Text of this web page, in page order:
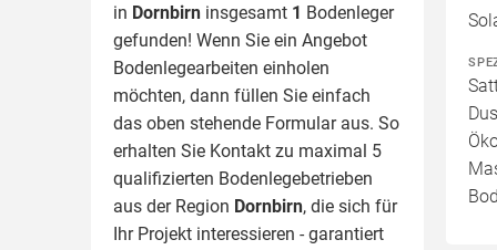
in Dornbirn insgesamt 1 Bodenleger
gefunden! Wenn Sie ein Angebot
Bodenlegearbeiten einholen
möchten, dann füllen Sie einfach
das oben stehende Formular aus. So
erhalten Sie Kontakt zu maximal 5
qualifizierten Bodenlegebetrieben
aus der Region Dornbirn, die sich für
Ihr Projekt interessieren - garantiert